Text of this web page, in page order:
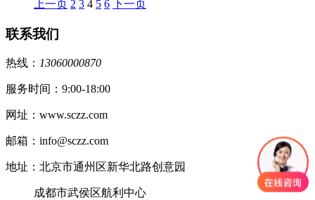
上一页 2 3 4 5 6 下一页
联系我们
热线： 13060000870
服务时间：9:00-18:00
网址：www.sczz.com
邮箱：info@sczz.com
地址：北京市通州区新华北路创意园
成都市武侯区航利中心